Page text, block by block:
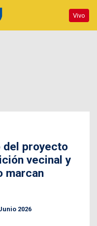
Vivo
del proyecto
vecinal y
marcan
2026